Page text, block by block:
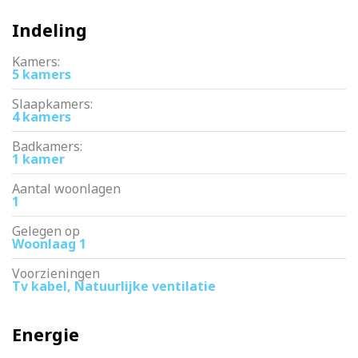
Indeling
Kamers:
5 kamers
Slaapkamers:
4 kamers
Badkamers:
1 kamer
Aantal woonlagen
1
Gelegen op
Woonlaag 1
Voorzieningen
Tv kabel, Natuurlijke ventilatie
Energie